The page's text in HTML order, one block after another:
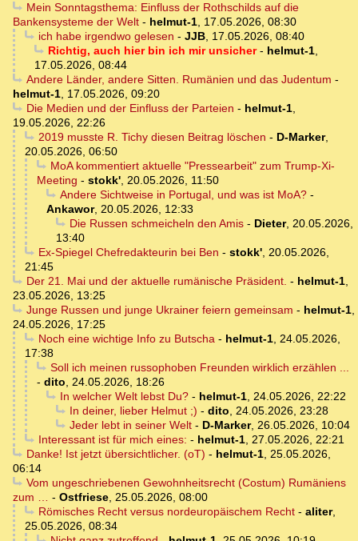
Mein Sonntagsthema: Einfluss der Rothschilds auf die
Bankensysteme der Welt - helmut-1, 17.05.2026, 08:30
ich habe irgendwo gelesen - JJB, 17.05.2026, 08:40
Richtig, auch hier bin ich mir unsicher- helmut-1,
17.05.2026, 08:44
Andere Länder, andere Sitten. Rumänien und das Judentum -
helmut-1, 17.05.2026, 09:20
Die Medien und der Einfluss der Parteien - helmut-1,
19.05.2026, 22:26
2019 musste R. Tichy diesen Beitrag löschen - D-Marker,
20.05.2026, 06:50
MoA kommentiert aktuelle "Pressearbeit" zum Trump-Xi-
Meeting - stokk', 20.05.2026, 11:50
Andere Sichtweise in Portugal, und was ist MoA?-
Ankawor, 20.05.2026, 12:33
Die Russen schmeicheln den Amis- Dieter, 20.05.2026,
13:40
Ex-Spiegel Chefredakteurin bei Ben - stokk', 20.05.2026,
21:45
Der 21. Mai und der aktuelle rumänische Präsident. - helmut-1,
23.05.2026, 13:25
Junge Russen und junge Ukrainer feiern gemeinsam - helmut-1,
24.05.2026, 17:25
Noch eine wichtige Info zu Butscha- helmut-1, 24.05.2026,
17:38
Soll ich meinen russophoben Freunden wirklich erzählen ...
- dito, 24.05.2026, 18:26
In welcher Welt lebst Du?- helmut-1, 24.05.2026, 22:22
In deiner, lieber Helmut ;) - dito, 24.05.2026, 23:28
Jeder lebt in seiner Welt- D-Marker, 26.05.2026, 10:04
Interessant ist für mich eines: - helmut-1, 27.05.2026, 22:21
Danke! Ist jetzt übersichtlicher. (oT) - helmut-1, 25.05.2026,
06:14
Vom ungeschriebenen Gewohnheitsrecht (Costum) Rumäniens
zum … - Ostfriese, 25.05.2026, 08:00
Römisches Recht versus nordeuropäischem Recht- aliter,
25.05.2026, 08:34